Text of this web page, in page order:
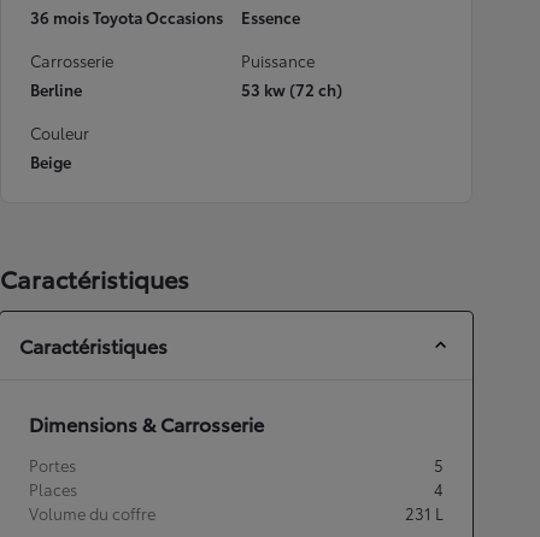
36 mois Toyota Occasions
Essence
Carrosserie
Berline
Puissance
53 kw (72 ch)
Couleur
Beige
Caractéristiques
Caractéristiques
Dimensions & Carrosserie
Portes
5
Places
4
Volume du coffre
231 L